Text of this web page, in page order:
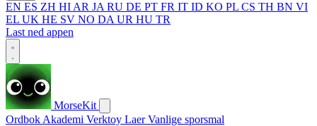
EN ES ZH HI AR JA RU DE PT FR IT ID KO PL CS TH BN VI
EL UK HE SV NO DA UR HU TR
Last ned appen
MorseKit
Ordbok Akademi Verktoy LaerVanlige sporsmal